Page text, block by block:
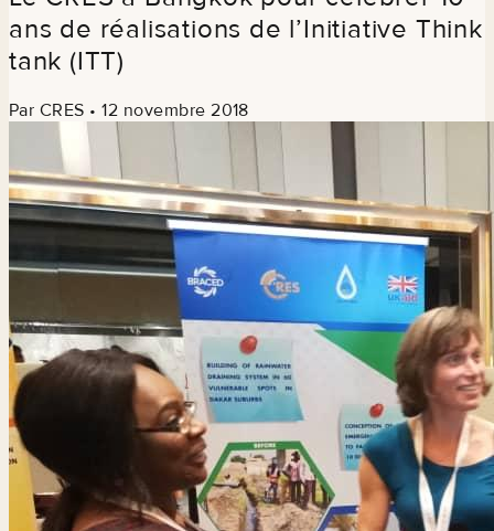
ans de réalisations de l’Initiative Think
tank (ITT)
Par CRES • 12 novembre 2018